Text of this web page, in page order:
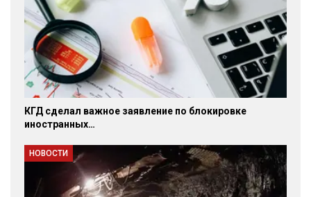
КГД сделал важное заявление по блокировке
иностранных…
НОВОСТИ